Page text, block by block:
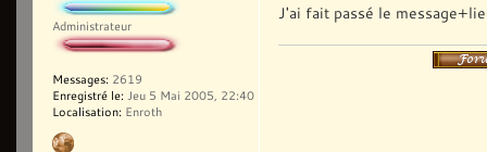
J'ai fait passé le
Administrateur
Messages: 2619
Enregistré le: Jeu 5 Mai 2005, 22:40
Localisation: Enroth